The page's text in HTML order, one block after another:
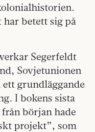
har betett sig på
Segerfeldt
Sovjetunionen
ett grundläggande
I bokens sista
början hade
projekt”, som